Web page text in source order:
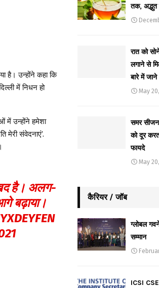
है। उन्होंने कहा कि
में निधन हो
में उन्होंने हमेशा
मेरी संवेदनाएं’.
है। अलग-
बढ़ाया।
तक, अद्भुत
रात को
लगाने से
बारे में जाने
May
समर
को दूर
फायदे
May
कैरियर / जॉब
ग्लोबल
सम्मान
ICSI